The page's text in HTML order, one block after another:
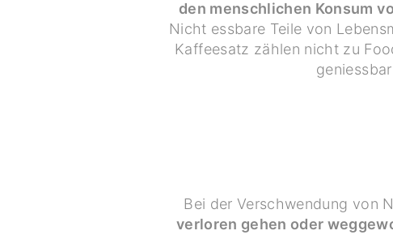
den menschlichen Konsum
Nicht essbare Teile von
Kaffeesatz zählen nicht zu
Bei der Verschwendung von
verloren gehen oder